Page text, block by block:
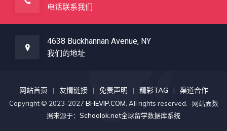
电话联系我们
4638 Buckhannan Avenue, NY
我们的地址
网站首页 友情链接 免责声明 精彩TAG 渠道合作
Copyright © 2023-2027 BHEVIP.COM . All rights reserved. -网站面数
据来源于： Schoolok.net全球留学数据库系统